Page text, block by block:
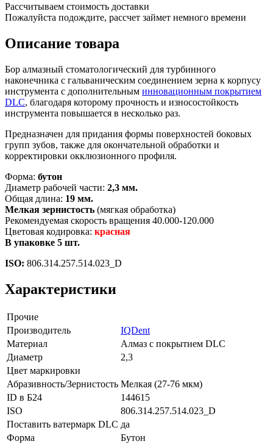
Рассчитываем стоимость доставки
Пожалуйста подождите, рассчет займет немного времени
Описание товара
Бор алмазный стоматологический для турбинного
наконечника с гальваническим соединением зерна к корпусу
инструмента с дополнительным инновационным покрытием
DLC, благодаря которому прочность и износостойкость
инструмента повышается в несколько раз.
Предназначен для придания формы поверхностей боковых
групп зубов, также для окончательной обработки и
корректировки окклюзионного профиля.
Форма: бутон
Диаметр рабочей части: 2,3 мм.
Общая длина: 19 мм.
Мелкая зернистость (мягкая обработка)
Рекомендуемая скорость вращения 40.000-120.000
Цветовая кодировка: красная
В упаковке 5 шт.
ISO: 806.314.257.514.023_D
Характеристики
Прочие
Производитель
IQDent
Материал
Алмаз с покрытием DLC
Диаметр
2,3
Цвет маркировки
Абразивность/Зернистость Мелкая (27-76 мкм)
ID в Б24
144615
ISO
806.314.257.514.023_D
Поставить ватермарк DLC да
Форма
Бутон